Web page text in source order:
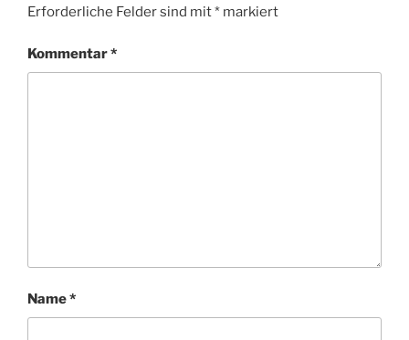
Erforderliche Felder sind mit* markiert
Kommentar*
Name*